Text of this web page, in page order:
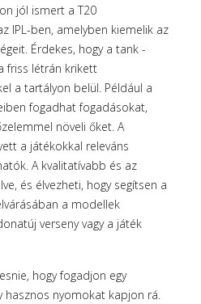
jól ismert a T20
IPL-ben, amelyben kiemelik az
Érdekes, hogy a tank -
friss létrán krikett
a tartályon belül. Például a
fogadhat fogadásokat,
növeli őket. A
a játékokkal releváns
A kvalitatívabb és az
és élvezheti, hogy segítsen a
a modellek
verseny vagy a játék
hogy fogadjon egy
hasznos nyomokat kapjon rá.